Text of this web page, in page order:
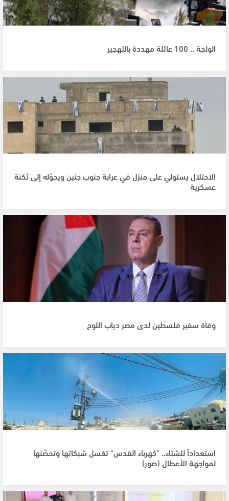
الولجة .. 100 عائلة مهددة بالتهجير
الاحتلال يستولي على منزل في عرابة جنوب جنين ويحوّله إلى ثكنة
عسكرية
وفاة سفير فلسطين لدى مصر دياب اللوح
استعداداً للشتاء.. "كهرباء القدس" تغسل شبكاتها وتحصّنها
لمواجهة الأعطال (صور)